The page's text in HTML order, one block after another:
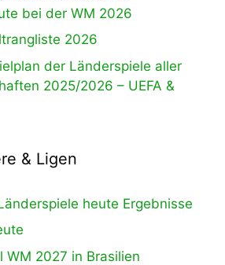
bei der WM 2026
2026
der Länderspiele aller
2025/2026 – UEFA &
& Ligen
heute Ergebnisse
WM 2027 in Brasilien